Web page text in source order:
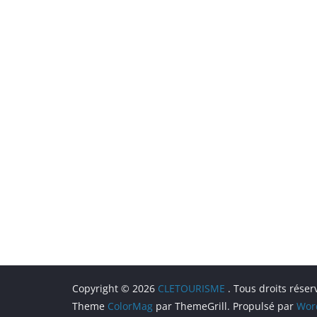
Copyright © 2026 CLETOURISME . Tous droits
Theme ColorMag par ThemeGrill. Propulsé par